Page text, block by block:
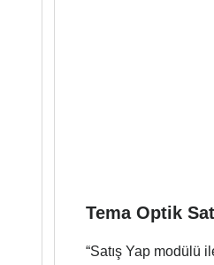
Tema Optik
“Satış Yap modülü